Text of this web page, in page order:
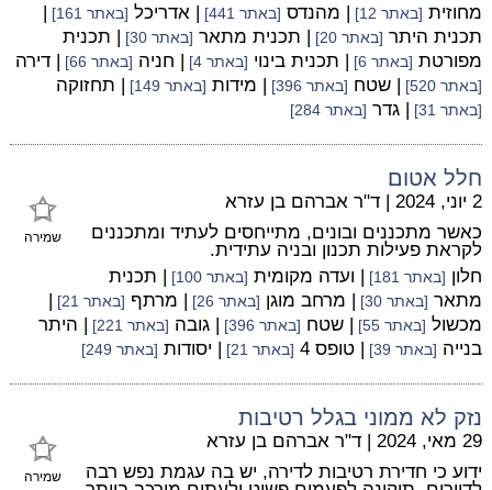
מחוזית [באתר 12] | מהנדס [באתר 441] | אדריכל [באתר 161]
|
תכנית היתר [באתר 20] | תכנית מתאר [באתר 30]
| תכנית
מפורטת [באתר 6] | תכנית בינוי [באתר 4] | חניה [באתר 66] | דירה
[באתר 520] | שטח [באתר 396] | מידות [באתר 149] | תחזוקה
[באתר 31] | גדר [באתר 284]
חלל אטום
שמירה
2 יוני, 2024 | ד"ר אברהם בן עזרא
כאשר מתכננים ובונים, מתייחסים לעתיד ומתכננים
לקראת פעילות תכנון ובניה עתידית.
חלון [באתר 181] | ועדה מקומית [באתר 100]
| תכנית
מתאר [באתר 30] | מרחב מוגן [באתר 26] | מרתף [באתר 21]
|
מכשול [באתר 55] | שטח [באתר 396] | גובה [באתר 221]
| היתר
בנייה [באתר 39] | טופס 4 [באתר 21] | יסודות [באתר 249]
נזק לא ממוני בגלל רטיבות
שמירה
29 מאי, 2024 | ד"ר אברהם בן עזרא
ידוע כי חדירת רטיבות לדירה, יש בה עגמת נפש רבה